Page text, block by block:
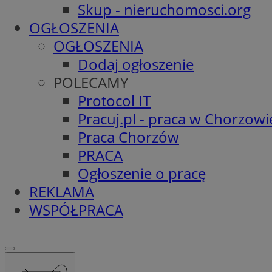
Skup - nieruchomosci.org
OGŁOSZENIA
OGŁOSZENIA
Dodaj ogłoszenie
POLECAMY
Protocol IT
Pracuj.pl - praca w
Praca Chorzów
PRACA
Ogłoszenie o pracę
REKLAMA
WSPÓŁPRACA